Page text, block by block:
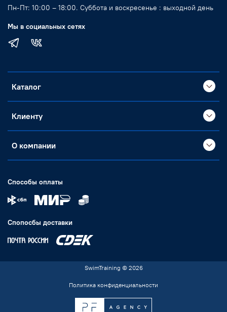
Пн-Пт: 10:00 – 18:00. Суббота и воскресенье : выходной день
Мы в социальных сетях
Каталог
Клиенту
О компании
Способы оплаты
Спопосбы доставки
SwimTraining © 2026
Политика конфиденциальности